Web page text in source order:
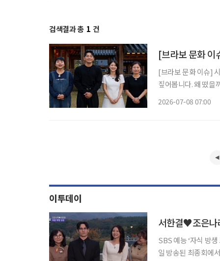
검색결과 총 1 건
[브라보 문화 이
[브라보 문화 이슈]
짚어봅니다. 왜 떴을까? 현재 SBS에서 방영 중인 예능 프로그램 '합숙맞선2'는 결혼을 원하
2026-07-08 07:00
이투데이
서한결♥조은나
SBS 예능 ‘자식 방
일 방송된 최종회에